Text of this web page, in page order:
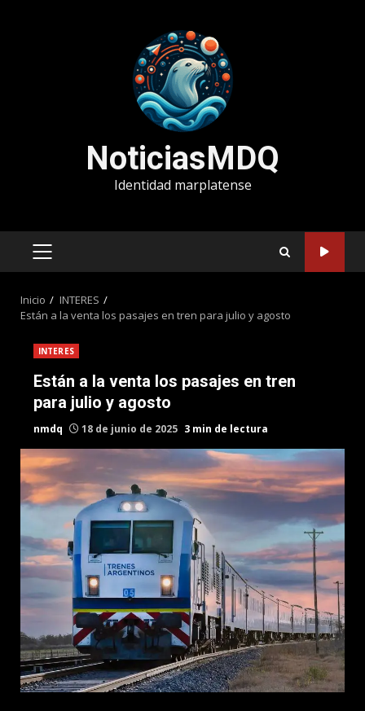
NoticiasMDQ
Identidad marplatense
MENÚ
Inicio
INTERES
Están a la venta los pasajes en tren para julio y agosto
INTERES
Están a la venta los pasajes en tren
para julio y agosto
nmdq 18 de junio de 2025 3 min de lectura